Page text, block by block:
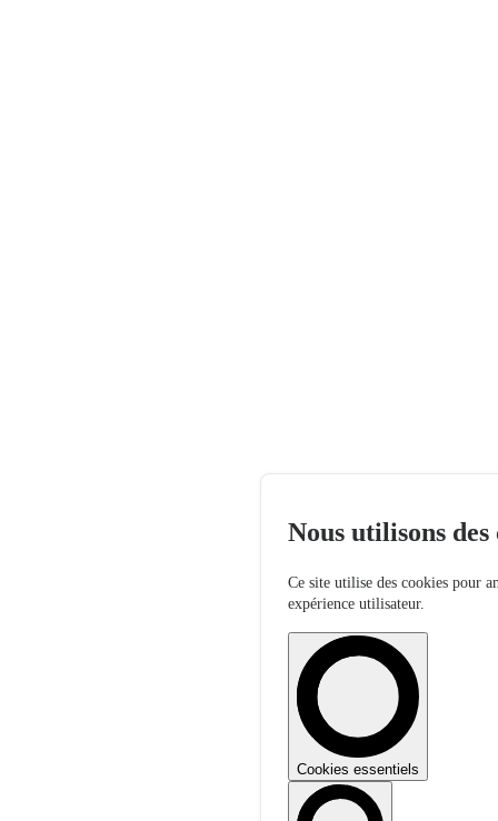
Nous utilisons des
Ce site utilise des cookies pour
expérience utilisateur.
Cookies essentiels